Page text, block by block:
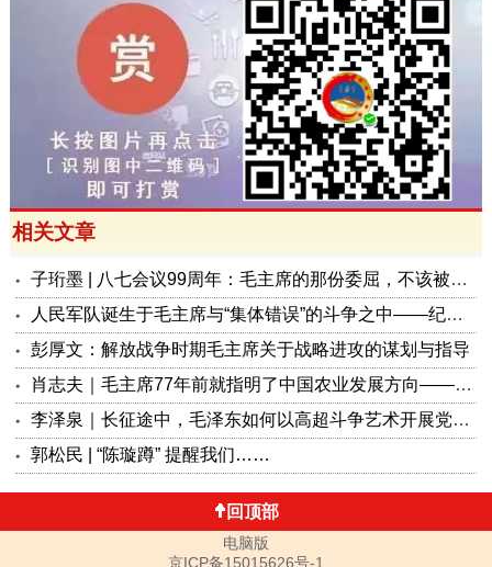
相关文章
子珩墨 | 八七会议99周年：毛主席的那份委屈，不该被遗忘
人民军队诞生于毛主席与“集体错误”的斗争之中——纪念“八一”九十九周年
彭厚文：解放战争时期毛主席关于战略进攻的谋划与指导
肖志夫｜毛主席77年前就指明了中国农业发展方向——现代化和集体化
李泽泉｜长征途中，毛泽东如何以高超斗争艺术开展党内思想斗争？
郭松民 | “陈璇蹲” 提醒我们……
回顶部
电脑版
京ICP备15015626号-1